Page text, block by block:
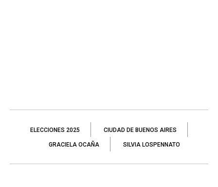
ELECCIONES 2025 CIUDAD DE BUENOS AIRES
GRACIELA OCAÑA SILVIA LOSPENNATO